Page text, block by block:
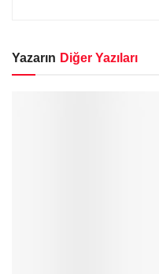
Yazarın Diğer Yazıları